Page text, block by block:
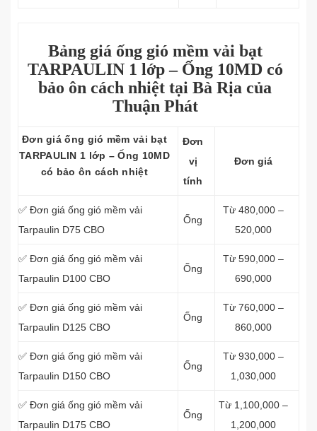
Bảng giá ống gió mềm vải bạt
TARPAULIN 1 lớp – Ống 10MD có
bảo ôn cách nhiệt tại Bà Rịa của
Thuận Phát
Đơn giá ống gió mềm vải bạt
TARPAULIN 1 lớp – Ống 10MD
có bảo ôn cách nhiệt
Đơn
vị
tính
Đơn giá
✅ Đơn giá ống gió mềm vải
Tarpaulin D75 CBO
Ống
Từ 480,000 –
520,000
✅ Đơn giá ống gió mềm vải
Tarpaulin D100 CBO
Ống
Từ 590,000 –
690,000
✅ Đơn giá ống gió mềm vải
Tarpaulin D125 CBO
Ống
Từ 760,000 –
860,000
✅ Đơn giá ống gió mềm vải
Tarpaulin D150 CBO
Ống
Từ 930,000 –
1,030,000
✅ Đơn giá ống gió mềm vải
Tarpaulin D175 CBO
Ống
Từ 1,100,000 –
1,200,000